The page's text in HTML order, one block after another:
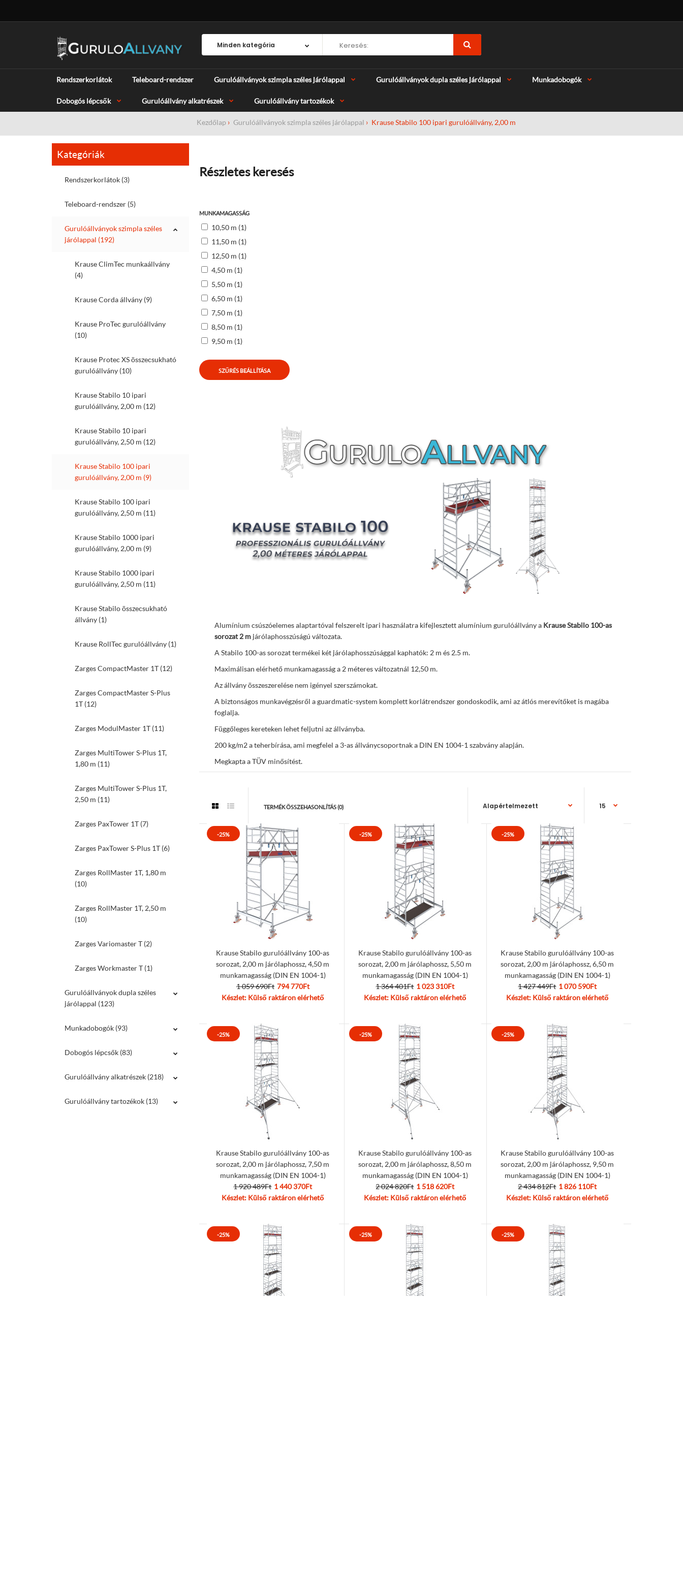
Rendszerkorlátok Teleboard-rendszer Gurulóállványok szimpla széles járólappal Gurulóállványok dupla széles járólappal Munkadobogók
Dobogós lépcsők Gurulóállvány alkatrészek Gurulóállvány tartozékok
Kezdőlap Gurulóállványok szimpla széles járólappal Krause Stabilo 100 ipari gurulóállvány, 2,00 m
Kategóriák
Rendszerkorlátok (3)
Teleboard-rendszer (5)
Gurulóállványok szimpla széles
járólappal (192)
Krause ClimTec munkaállvány
(4)
Krause Corda állvány (9)
Krause ProTec gurulóállvány
(10)
Krause Protec XS összecsukható
gurulóállvány (10)
Krause Stabilo 10 ipari
gurulóállvány, 2,00 m (12)
Krause Stabilo 10 ipari
gurulóállvány, 2,50 m (12)
Krause Stabilo 100 ipari
gurulóállvány, 2,00 m (9)
Krause Stabilo 100 ipari
gurulóállvány, 2,50 m (11)
Krause Stabilo 1000 ipari
gurulóállvány, 2,00 m (9)
Krause Stabilo 1000 ipari
gurulóállvány, 2,50 m (11)
Krause Stabilo összecsukható
állvány (1)
Krause RollTec gurulóállvány (1)
Zarges CompactMaster 1T (12)
Zarges CompactMaster S-Plus
1T (12)
Zarges ModulMaster 1T (11)
Zarges MultiTower S-Plus 1T,
1,80 m (11)
Zarges MultiTower S-Plus 1T,
2,50 m (11)
Zarges PaxTower 1T (7)
Zarges PaxTower S-Plus 1T (6)
Zarges RollMaster 1T, 1,80 m
(10)
Zarges RollMaster 1T, 2,50 m
(10)
Zarges Variomaster T (2)
Zarges Workmaster T (1)
Gurulóállványok dupla széles
járólappal (123)
Munkadobogók (93)
Dobogós lépcsők (83)
Gurulóállvány alkatrészek (218)
Gurulóállvány tartozékok (13)
Részletes keresés
MUNKAMAGASSÁG
10,50 m (1)
11,50 m (1)
12,50 m (1)
4,50 m (1)
5,50 m (1)
6,50 m (1)
7,50 m (1)
8,50 m (1)
9,50 m (1)
SZŰRÉS BEÁLLÍTÁSA
Alumínium csúszóelemes alaptartóval felszerelt ipari használatra kifejlesztett alumínium gurulóállvány a Krause Stabilo 100-as
sorozat 2 m járólaphosszúságú változata.
A Stabilo 100-as sorozat termékei két járólaphosszúsággal kaphatók: 2 m és 2.5 m.
Maximálisan elérhető munkamagasság a 2 méteres változatnál 12,50 m.
Az állvány összeszerelése nem igényel szerszámokat.
A biztonságos munkavégzésről a guardmatic-system komplett korlátrendszer gondoskodik, ami az átlós merevítőket is magába
foglalja.
Függőleges kereteken lehet feljutni az állványba.
200 kg/m2 a teherbírása, ami megfelel a 3-as állványcsoportnak a DIN EN 1004-1 szabvány alapján.
Megkapta a TÜV minősítést.
TERMÉK ÖSSZEHASONLÍTÁS (0)
-25%
Krause Stabilo gurulóállvány 100-as
sorozat, 2,00 m járólaphossz, 4,50 m
munkamagasság (DIN EN 1004-1)
1 059 690Ft 794 770Ft
Készlet: Külső raktáron elérhető
-25%
Krause Stabilo gurulóállvány 100-as
sorozat, 2,00 m járólaphossz, 5,50 m
munkamagasság (DIN EN 1004-1)
1 364 401Ft 1 023 310Ft
Készlet: Külső raktáron elérhető
-25%
Krause Stabilo gurulóállvány 100-as
sorozat, 2,00 m járólaphossz, 6,50 m
munkamagasság (DIN EN 1004-1)
1 427 449Ft 1 070 590Ft
Készlet: Külső raktáron elérhető
-25%
Krause Stabilo gurulóállvány 100-as
sorozat, 2,00 m járólaphossz, 7,50 m
munkamagasság (DIN EN 1004-1)
1 920 489Ft 1 440 370Ft
Készlet: Külső raktáron elérhető
-25%
Krause Stabilo gurulóállvány 100-as
sorozat, 2,00 m járólaphossz, 8,50 m
munkamagasság (DIN EN 1004-1)
2 024 820Ft 1 518 620Ft
Készlet: Külső raktáron elérhető
-25%
Krause Stabilo gurulóállvány 100-as
sorozat, 2,00 m járólaphossz, 9,50 m
munkamagasság (DIN EN 1004-1)
2 434 812Ft 1 826 110Ft
Készlet: Külső raktáron elérhető
-25% -25% -25%